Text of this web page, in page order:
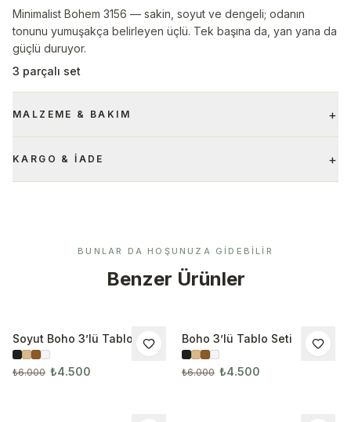
Minimalist Bohem 3156 — sakin, soyut ve dengeli; odanın
tonunu yumuşakça belirleyen üçlü. Tek başına da, yan yana da
güçlü duruyor.
3 parçalı set
MALZEME & BAKIM +
KARGO & İADE +
BUNLAR DA HOŞUNUZA GIDEBILIR
Benzer Ürünler
İNDIRIM
Soyut Boho 3’lü Tablo Seti
₺6.000 ₺4.500
İNDIRIM
Boho 3’lü Tablo Seti
₺6.000 ₺4.500